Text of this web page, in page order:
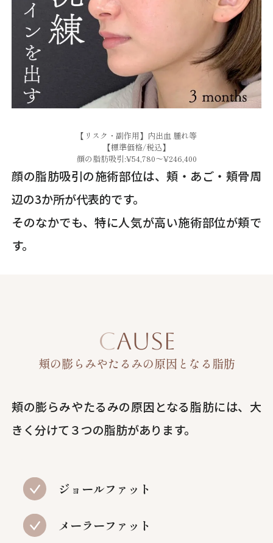
【リスク・副作用】内出血 腫れ等
【標準価格/税込】
顔の脂肪吸引:¥54,780～¥246,400
顔の脂肪吸引の施術部位は、頬・あご・頬骨周
辺の3か所が代表的です。
そのなかでも、特に人気が高い施術部位が頬で
す。
CAUSE
頬の膨らみやたるみの原因となる脂肪
頬の膨らみやたるみの原因となる脂肪には、大
きく分けて３つの脂肪があります。
ジョールファット
メーラーファット